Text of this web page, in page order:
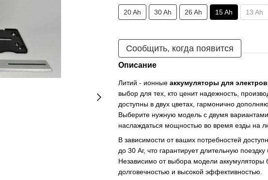
20 Ah 30 Ah 26 Ah 15 Ah 13 Ah
Сообщить, когда появится
Описание
Литий - ионные аккумуляторы для
выбор для тех, кто ценит надежность,
доступны в двух цветах, гармонично
Выберите нужную модель с двумя
наслаждаться мощностью во время езды на
В зависимости от ваших потребностей
до 30 Аг, что гарантирует длительную
Независимо от выбора модели аккумуляторы
долговечностью и высокой эффективностью.